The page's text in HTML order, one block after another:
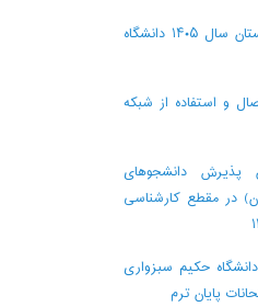
اطلاعیه برگزاری ترم تابستان سال ۱۴۰۵ دانشگاه
و استفاده از شبکه
پذیرش دانشجو‌های
در مقطع کارشناسی
حکیم سبزواری
پایان ترم